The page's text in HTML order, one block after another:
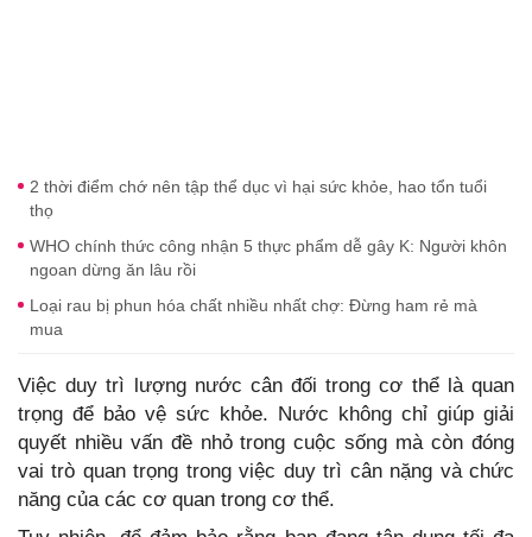
2 thời điểm chớ nên tập thể dục vì hại sức khỏe, hao tổn tuổi
thọ
WHO chính thức công nhận 5 thực phẩm dễ gây K: Người khôn
ngoan dừng ăn lâu rồi
Loại rau bị phun hóa chất nhiều nhất chợ: Đừng ham rẻ mà
mua
Việc duy trì lượng nước cân đối trong cơ thể là quan
trọng để bảo vệ sức khỏe. Nước không chỉ giúp giải
quyết nhiều vấn đề nhỏ trong cuộc sống mà còn đóng
vai trò quan trọng trong việc duy trì cân nặng và chức
năng của các cơ quan trong cơ thể.